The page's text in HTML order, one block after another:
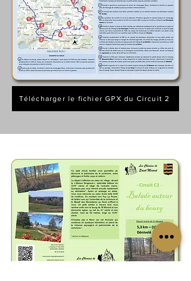
Télécharger le fichier GPX du Circuit 2